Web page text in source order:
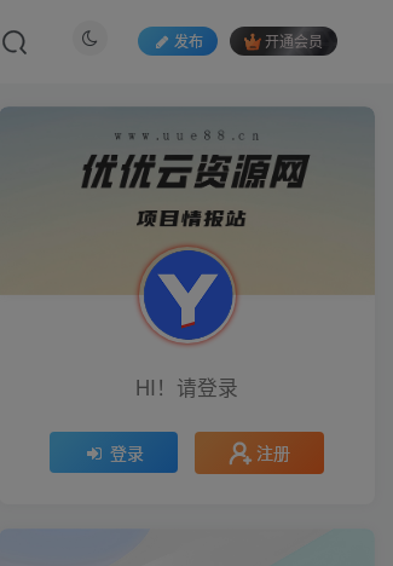
发布 开通会员
HI！请登录
登录 注册